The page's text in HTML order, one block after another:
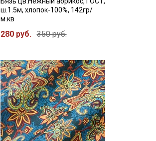
ш.1.5м, хлопок-100%, 142гр/
м.кв
280 руб. 350 руб.